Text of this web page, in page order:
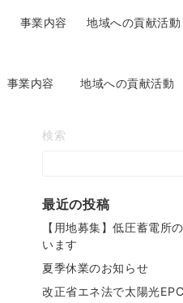
事業内容 地域への貢献活動
事業内容 地域への貢献活動
検索
最近の投稿
【用地募集】低圧蓄電所
います
夏季休業のお知らせ
改正省エネ法で太陽光